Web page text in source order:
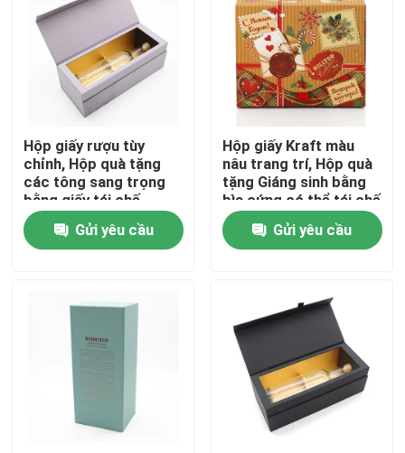
video
Về chúng tôi
Tham quan nhà máy
Kiểm soát chất lượng
Yêu cầu báo giá
Hộp quà giấy bìa cứng
Hộp giấy rượu tùy
chỉnh, Hộp quà tặng
các tông sang trọng
bằng giấy tái chế
Gửi yêu cầu
Hộp giấy Kraft màu
nâu trang trí, Hộp quà
tặng Giáng sinh bằng
bìa cứng có thể tái chế
Gửi yêu cầu